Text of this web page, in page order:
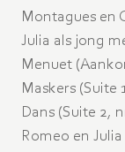
Montagues en
Julia als jong
Menuet
Maskers (Suite
Dans (Suite 2,
Romeo en